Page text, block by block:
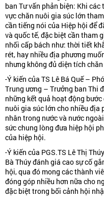
ban Tư vấn phản biện: Khi
vực chăn nuôi gia súc lớn
cần tiếng nói của Hiệp hội để
và quốc tế, đặc biệt cần tham
nhối cấp bách như: thời tiết
rét, hay nhiều địa phương
nhưng không đủ diện tích
-Ý kiến của TS Lê Bá Quế –
Trung ương – Trưởng ban Thi
những kết quả hoạt động
nuôi gia súc lớn cho nhiều địa
nhân trong nước và nước
sức chung lòng đưa hiệp hội
của hiệp hội.
-Ý kiến của PGS.TS Lê Thị
Bà Thúy đánh giá cao sự cố
hội, qua đó mong các thành
đóng góp nhiều hơn nữa cho
đặc biệt trong bối cảnh hội